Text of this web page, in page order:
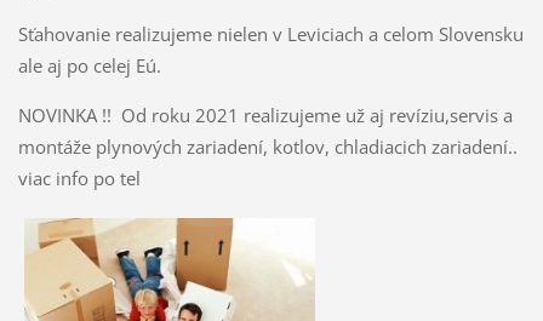
Sťahovanie realizujeme nielen v Leviciach a celom Slovensku
ale aj po celej Eú.
NOVINKA !! Od roku 2021 realizujeme už aj revíziu,servis a
montáže plynových zariadení, kotlov, chladiacich zariadení..
viac info po tel